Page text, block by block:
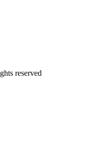
reserved